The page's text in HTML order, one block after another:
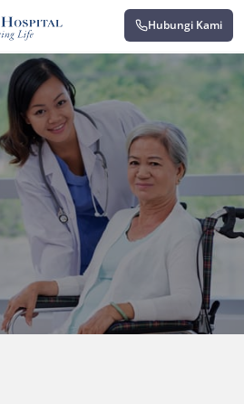
Hubungi Kami
Hemodialisis: Ciputra Hospital CitraRaya